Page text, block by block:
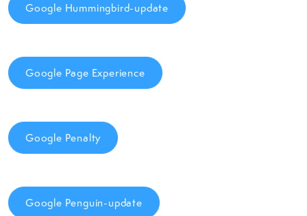
Google Hummingbird-update
Google Page Experience
Google Penalty
Google Penguin-update